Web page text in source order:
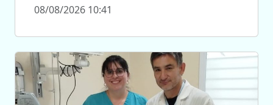
08/08/2026 10:41